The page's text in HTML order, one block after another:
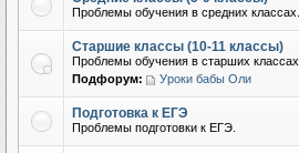
Проблемы обучения в средних классах.
Старшие классы (10-11 классы)
Проблемы обучения в старших классах.
Подфорум:
Уроки бабы Оли
Подготовка к ЕГЭ
Проблемы подготовки к ЕГЭ.